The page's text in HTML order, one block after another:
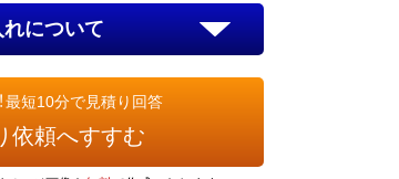
について
最短10分で見積り回答
依頼へすすむ